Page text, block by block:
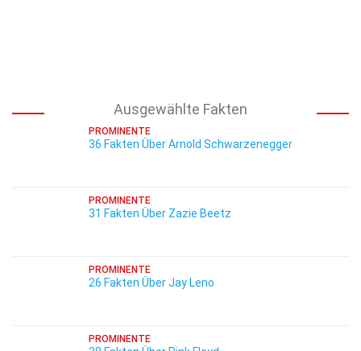
Ausgewählte Fakten
PROMINENTE
36 Fakten Über Arnold Schwarzenegger
PROMINENTE
31 Fakten Über Zazie Beetz
PROMINENTE
26 Fakten Über Jay Leno
PROMINENTE